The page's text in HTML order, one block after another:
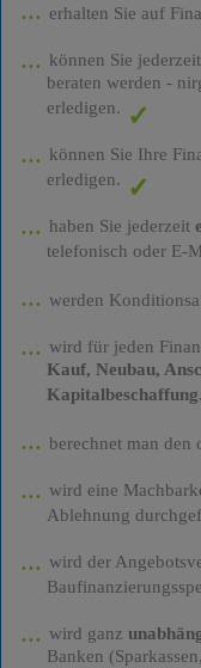
erhalten Sie auf
können Sie jederzeit
beraten werden -
erledigen.
können Sie Ihre
erledigen.
haben Sie jederzeit
telefonisch oder E-
werden
wird für jeden
Kauf, Neubau,
Kapitalbeschaffung.
berechnet man den
wird eine
Ablehnung
wird der
wird ganz
Banken